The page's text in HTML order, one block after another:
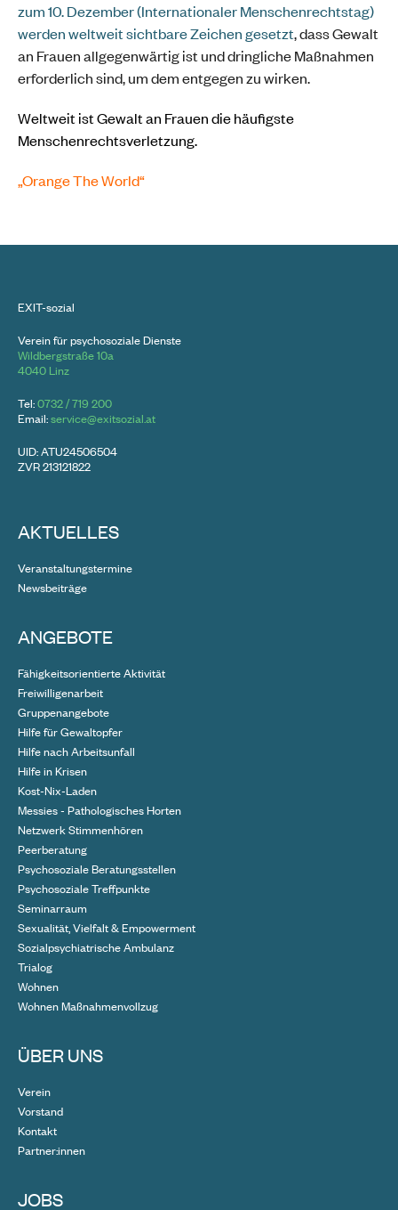
zum 10. Dezember (Internationaler Menschenrechtstag)
werden weltweit sichtbare Zeichen gesetzt, dass Gewalt
an Frauen allgegenwärtig ist und dringliche Maßnahmen
erforderlich sind, um dem entgegen zu wirken.
Weltweit ist Gewalt an Frauen die häufigste
Menschenrechtsverletzung.
„Orange The World“
EXIT-sozial
Verein für psychosoziale Dienste
Wildbergstraße 10a
4040 Linz
Tel:0732 / 719 200
Email:service@exitsozial.at
UID: ATU24506504
ZVR 213121822
AKTUELLES
Veranstaltungstermine
Newsbeiträge
ANGEBOTE
Fähigkeitsorientierte Aktivität
Freiwilligenarbeit
Gruppenangebote
Hilfe für Gewaltopfer
Hilfe nach Arbeitsunfall
Hilfe in Krisen
Kost-Nix-Laden
Messies - Pathologisches Horten
Netzwerk Stimmenhören
Peerberatung
Psychosoziale Beratungsstellen
Psychosoziale Treffpunkte
Seminarraum
Sexualität, Vielfalt & Empowerment
Sozialpsychiatrische Ambulanz
Trialog
Wohnen
Wohnen Maßnahmenvollzug
ÜBER UNS
Verein
Vorstand
Kontakt
Partner:innen
JOBS